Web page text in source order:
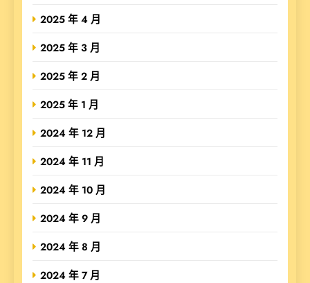
2025 年 4 月
2025 年 3 月
2025 年 2 月
2025 年 1 月
2024 年 12 月
2024 年 11 月
2024 年 10 月
2024 年 9 月
2024 年 8 月
2024 年 7 月